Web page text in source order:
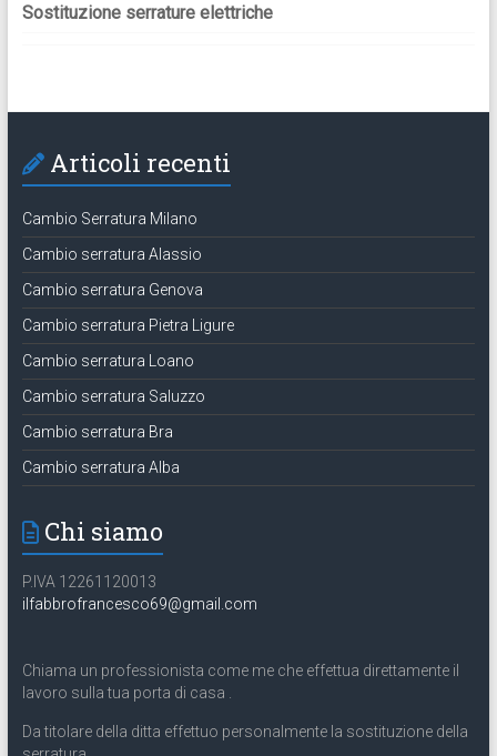
Sostituzione serrature elettriche
Articoli recenti
Cambio Serratura Milano
Cambio serratura Alassio
Cambio serratura Genova
Cambio serratura Pietra Ligure
Cambio serratura Loano
Cambio serratura Saluzzo
Cambio serratura Bra
Cambio serratura Alba
Chi siamo
P.IVA 12261120013
ilfabbrofrancesco69@gmail.com
Chiama un professionista come me che effettua direttamente il
lavoro sulla tua porta di casa .
Da titolare della ditta effettuo personalmente la sostituzione della